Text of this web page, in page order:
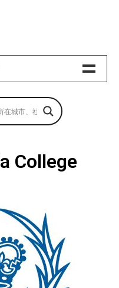
引擎
College